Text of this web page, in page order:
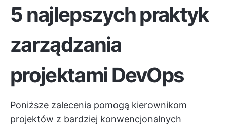
5 najlepszych praktyk
zarządzania
projektami DevOps
Poniższe zalecenia pomogą kierownikom
projektów z bardziej konwencjonalnych